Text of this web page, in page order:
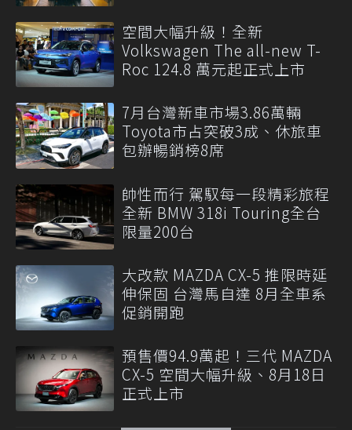
空間大幅升級！全新
Volkswagen The all-new T-
Roc 124.8 萬元起正式上市
7月台灣新車市場3.86萬輛
Toyota市占突破3成、休旅車
包辦暢銷榜8席
帥性而行 駕馭每一段精彩旅程
全新 BMW 318i Touring全台
限量200台
大改款 MAZDA CX-5 推限時延
伸保固 台灣馬自達 8月全車系
促銷開跑
預售價94.9萬起！三代 MAZDA
CX-5 空間大幅升級、8月18日
正式上市